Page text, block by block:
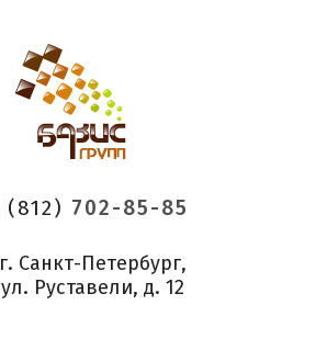
(812) 702-85-85
г. Санкт-Петербург,
ул. Руставели, д. 12